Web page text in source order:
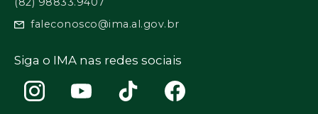
faleconosco@ima.al.gov.br
Siga o IMA nas redes sociais